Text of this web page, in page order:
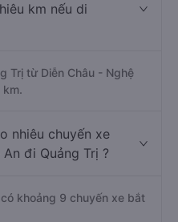
km nếu di
Trị từ Diễn Châu - Nghệ
km.
nhiêu chuyến xe
đi Quảng Trị ?
khoảng 9 chuyến xe bắt